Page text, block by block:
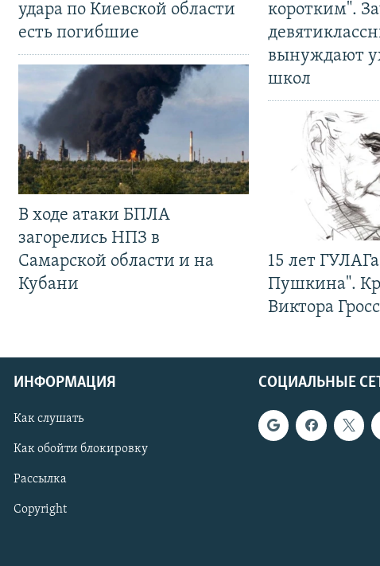
удара по Киевской области
есть погибшие
В ходе атаки БПЛА
загорелись НПЗ в
Самарской области и на
Кубани
коротким".
вынуждают
школ
15 лет
Пушкина".
Виктора
СОЦИАЛЬНЫЕ
ИНФОРМАЦИЯ
Как слушать
Как обойти блокировку
Рассылка
Copyright